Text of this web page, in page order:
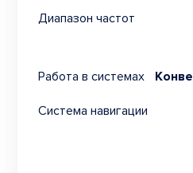
Диапазон частот
Работа в системах
Система навигации